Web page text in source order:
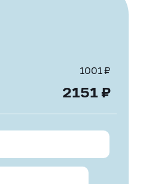
1001₽
2151 ₽